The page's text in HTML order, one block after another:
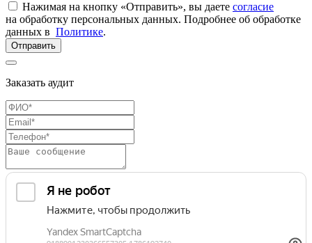
Нажимая на кнопку «Отправить», вы даете согласие
на обработку персональных данных. Подробнее об обработке
данных в Политике.
Отправить
Заказать аудит